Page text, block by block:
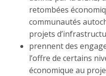
retombées
communautés
projets
prennent des
l’offre de certains
économique au